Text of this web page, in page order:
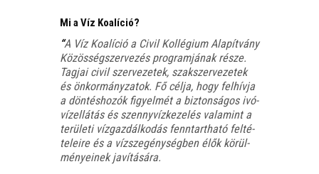
Mi a Víz Koalíció?
“A Víz Koa­lí­cióa Civil Kol­lé­gi­um Ala­pít­vány
Közös­ség­szer­ve­zés prog­ram­já­nak része.
Tag­jai civil szer­ve­ze­tek, szak­szer­ve­ze­tek
és önkor­mány­za­tok. Fő cél­ja, hogy fel­hív­ja
a dön­tés­ho­zók figyel­mét a biz­ton­sá­gos ivó­
víz­el­lá­tás és szenny­víz­ke­ze­lés vala­mint a
terü­le­ti víz­gaz­dál­ko­dás fenn­tart­ha­tó fel­té­
te­le­i­re és a víz­sze­gény­ség­ben élők körül­
mé­nye­i­nek javítására.